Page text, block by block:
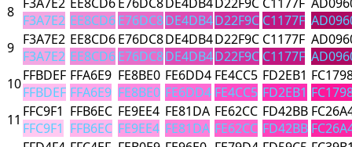
8 F3A7E2 EE8CD6E76DC8DE4DB4D22F9C C1177F
9 F3A7E2
F3A7E2
EE8CD6
EE8CD6
E76DC8
E76DC8
DE4DB4
DE4DB4
D22F9C
D22F9C
C1177F
C1177F
10FFBDEF
FFBDEF
FFA6E9
FFA6E9
FE8BE0
FE8BE0
FE6DD4
FE6DD4
FE4CC5
FE4CC5
FD2EB1
FD2EB1
11 FFC9F1
FFC9F1
FFB6EC
FFB6EC
FE9EE4
FE9EE4
FE81DA
FE81DA
FE62CC
FE62CC
FD42BB
FD42BB